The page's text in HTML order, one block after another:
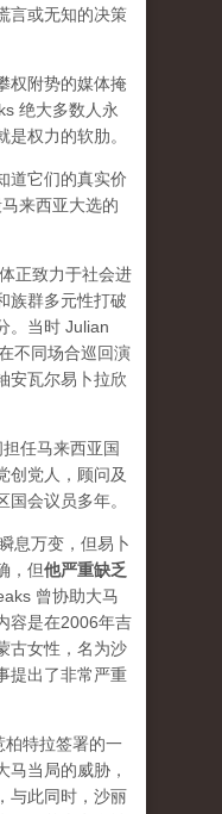
言或无知的决策
权附势的媒体掩
绝大多数人永
权力的软肋。
道它们的真实价
来西亚大选的
正致力于社会进
族群多元性打破
。当时 Julian
不同场合巡回演
安瓦尔易卜拉欣
任马来西亚国
创党人，顾问及
会议员多年。
息万变，但易卜
，但他严重缺乏
曾协助大马
容是在2006年吉
古女性，名为沙
提出了非常严重
柏特拉签署的一
马当局的威胁，
与此同时，沙丽